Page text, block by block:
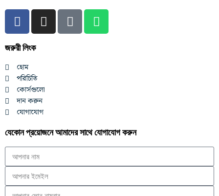
জরুরী লিংক
হোম
পরিচিতি
কোর্সগুলো
দান করুন
যোগাযোগ
যেকোন প্রয়োজনে আমাদের সাথে যোগাযোগ করুন